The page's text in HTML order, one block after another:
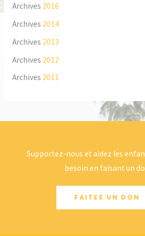
Archives 2016
Archives 2014
Archives 2013
Archives 2012
Archives 2011
Supportez-nous et aidez les
besoin en faisant un
FAITES UN DON